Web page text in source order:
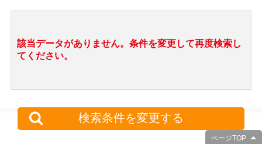
該当データがありません。条件を変更して再度検索し
てください。
検索条件を変更する
ページTOP